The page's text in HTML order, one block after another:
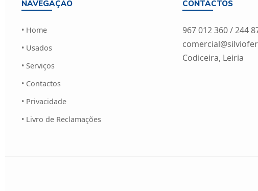
NAVEGAÇÃO
• Home
• Usados
• Serviços
• Contactos
• Privacidade
• Livro de Reclamações
CONTACTOS
967 012 360 / 244
Codiceira, Leiria